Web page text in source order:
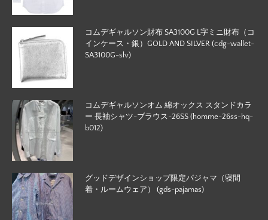
コムデギャルソン財布 SA3100G L字ミニ財布（コ
インケース・銀）GOLD AND SILVER (cdg-wallet-
SA3100G-slv)
コムデギャルソンオム 綿オックス スタンドカラ
ー 長袖シャツ-ブラウス-26SS (homme-26ss-hq-
b012)
グッドデザインショップ限定パジャマ（寝間
着・ルームウェア） (gds-pajamas)